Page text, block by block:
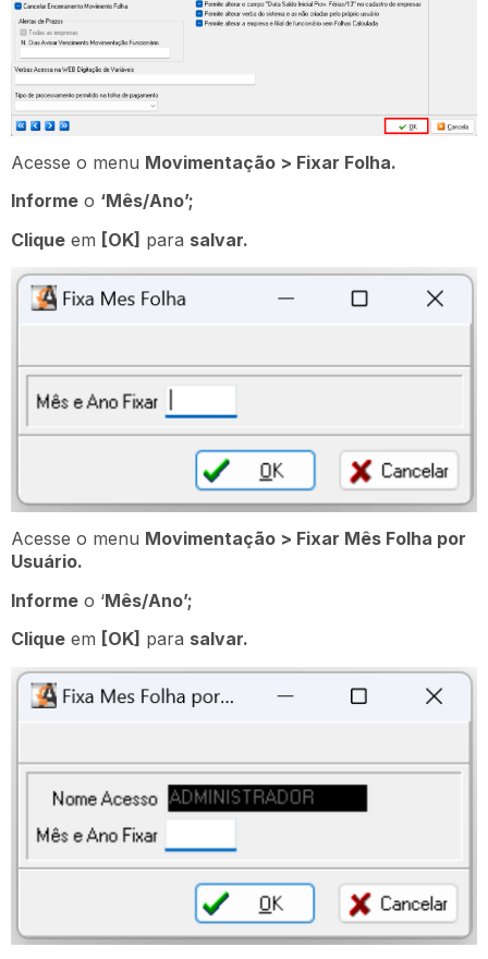
Acesse o menu Movimentação > Fixar Folha.
Informe o ‘Mês/Ano’;
Clique em [OK] para salvar.
Acesse o menu Movimentação > Fixar Mês Folha por
Usuário.
Informe o ‘Mês/Ano’;
Clique em [OK] para salvar.